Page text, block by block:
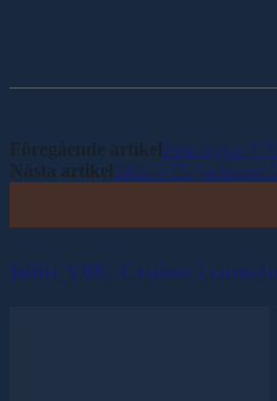
Föregående artikelFem tippar
Nästa artikelInför V75 (jackpot):
Inför V86: Cruiser i